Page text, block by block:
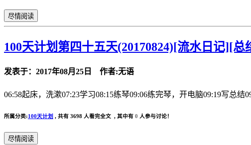
尽情阅读
100天计划第四十五天(20170824)[流水日记][总
发表于：2017年08月25日 作者:无语
06:58起床，洗漱07:23学习08:15练琴09:06练完琴，开电脑09:19写总结
所属分类:100天计划 , 共有 3698 人看完全文 , 其中有 0 人参与讨论！
尽情阅读